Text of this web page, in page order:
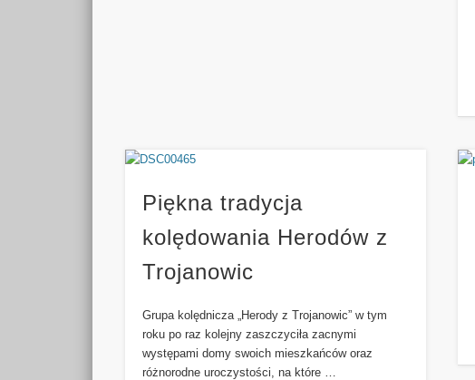
Piękna tradycja
kolędowania Herodów z
Trojanowic
Grupa kolędnicza „Herody z Trojanowic” w tym
roku po raz kolejny zaszczyciła zacnymi
występami domy swoich mieszkańców oraz
różnorodne uroczystości, na które …